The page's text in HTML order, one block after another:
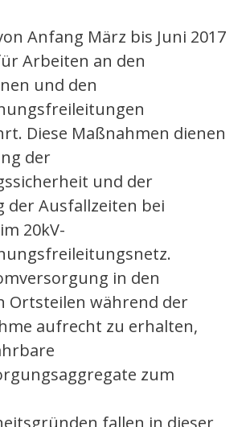
Anfang März bis Juni 2017
Arbeiten an den
und den
Diese Maßnahmen dienen
der
und der
der Ausfallzeiten bei
20kV-
in den
Ortsteilen während der
aufrecht zu erhalten,
zum
fallen in dieser